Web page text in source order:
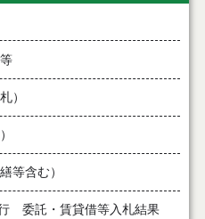
）
等含む）
委託・賃貸借等入札結果